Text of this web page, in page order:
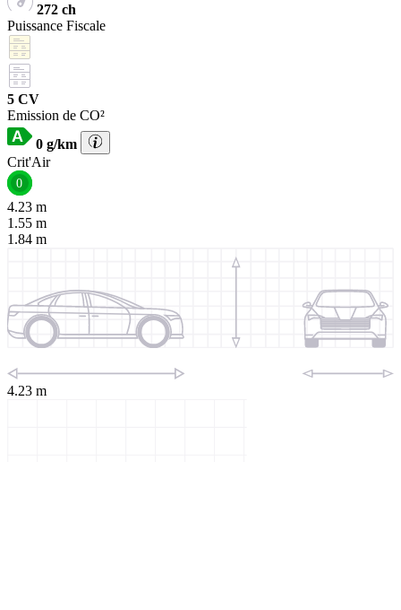
272 ch
Puissance Fiscale
5 CV
Emission de CO²
0 g/km
Crit'Air
0
4.23 m
1.55 m
1.84 m
4.23 m